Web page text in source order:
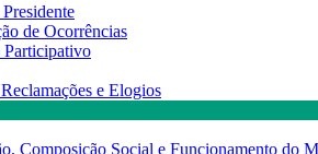
de Ocorrências
Participativo
e Elogios
Composição Social e Funcionamento do